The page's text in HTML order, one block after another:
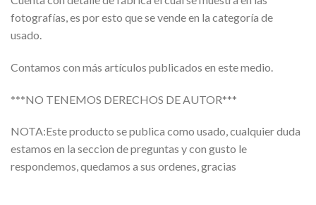
fotografías, es por esto que se vende en la categoría de
usado.
Contamos con más artículos publicados en este medio.
***NO TENEMOS DERECHOS DE AUTOR***
NOTA:Este producto se publica como usado, cualquier duda
estamos en la seccion de preguntas y con gusto le
respondemos, quedamos a sus ordenes, gracias